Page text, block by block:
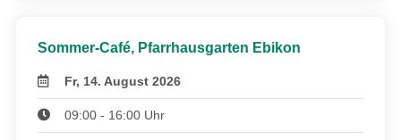
Sommer-Café, Pfarrhausgarten Ebikon
Fr, 14. August 2026
09:00 - 16:00 Uhr